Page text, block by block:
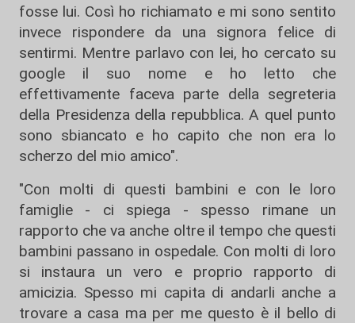
fosse lui. Così ho richiamato e mi sono sentito
invece rispondere da una signora felice di
sentirmi. Mentre parlavo con lei, ho cercato su
google il suo nome e ho letto che
effettivamente faceva parte della segreteria
della Presidenza della repubblica. A quel punto
sono sbiancato e ho capito che non era lo
scherzo del mio amico".
"Con molti di questi bambini e con le loro
famiglie - ci spiega - spesso rimane un
rapporto che va anche oltre il tempo che questi
bambini passano in ospedale. Con molti di loro
si instaura un vero e proprio rapporto di
amicizia. Spesso mi capita di andarli anche a
trovare a casa ma per me questo è il bello di